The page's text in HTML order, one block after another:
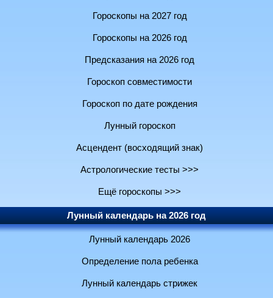
Гороскопы на 2027 год
Гороскопы на 2026 год
Предсказания на 2026 год
Гороскоп совместимости
Гороскоп по дате рождения
Лунный гороскоп
Асцендент (восходящий знак)
Астрологические тесты >>>
Ещё гороскопы >>>
Лунный календарь на 2026 год
Лунный календарь 2026
Определение пола ребенка
Лунный календарь стрижек